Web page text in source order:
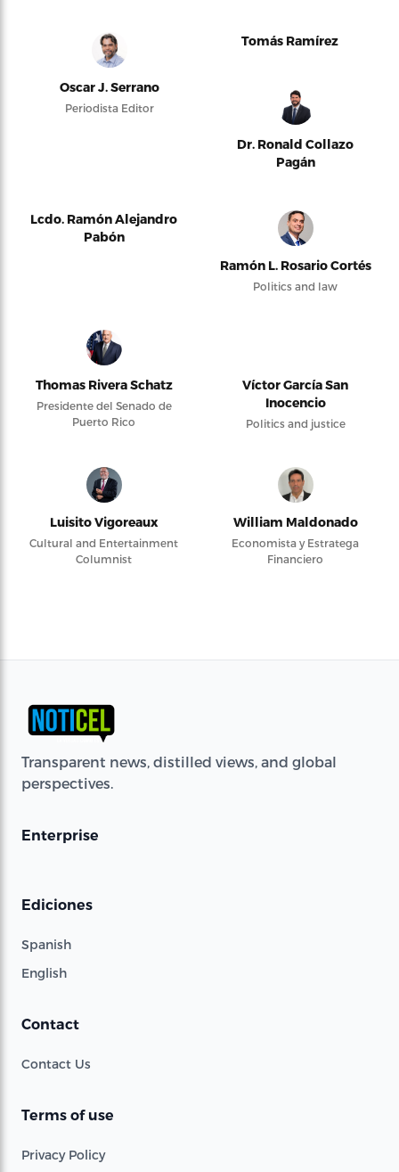
Oscar J. Serrano
Periodista Editor
Tomás Ramírez
Dr. Ronald Collazo
Pagán
Lcdo. Ramón Alejandro
Pabón
Ramón L. Rosario Cortés
Politics and law
Thomas Rivera Schatz
Presidente del Senado de
Puerto Rico
Víctor García San
Inocencio
Politics and justice
Luisito Vigoreaux
Cultural and Entertainment
Columnist
William Maldonado
Economista y Estratega
Financiero
Transparent news, distilled views, and global
perspectives.
Enterprise
Ediciones
Spanish
English
Contact
Contact Us
Terms of use
Privacy Policy